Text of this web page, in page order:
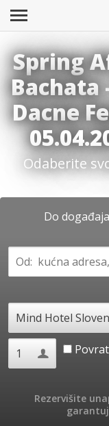
Spring
Bachata
Dacne
Odaberite
Do događaja
Rezervišite